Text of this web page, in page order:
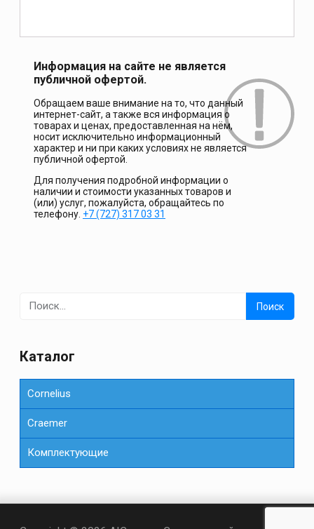
Информация на сайте не является
публичной офертой.
Обращаем ваше внимание на то, что данный
интернет-сайт, а также вся информация о
товарах и ценах, предоставленная на нём,
носит исключительно информационный
характер и ни при каких условиях не является
публичной офертой.
Для получения подробной информации о
наличии и стоимости указанных товаров и
(или) услуг, пожалуйста, обращайтесь по
телефону. +7 (727) 317 03 31
Найти:
Каталог
Cornelius
Сraemer
Комплектующие